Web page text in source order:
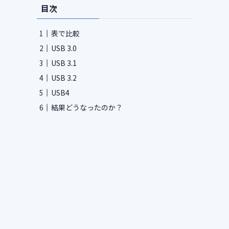
目次
表で比較
USB 3.0
USB 3.1
USB 3.2
USB4
結果どうなったのか？